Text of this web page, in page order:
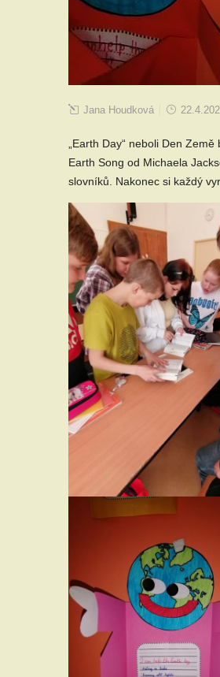
Jana Houdková
„Earth Day“ neboli Den
Earth Song od Michaela
slovníků. Nakonec si každý